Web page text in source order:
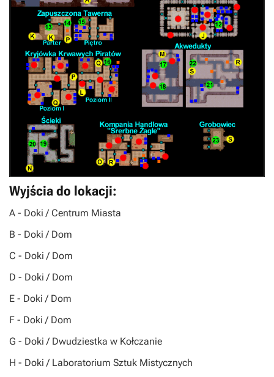
Wyjścia do lokacji:
A - Doki / Centrum Miasta
B - Doki / Dom
C - Doki / Dom
D - Doki / Dom
E - Doki / Dom
F - Doki / Dom
G - Doki / Dwudziestka w Kołczanie
H - Doki / Laboratorium Sztuk Mistycznych